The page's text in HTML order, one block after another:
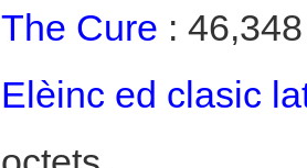
The Cure :
Elèinc ed clasic